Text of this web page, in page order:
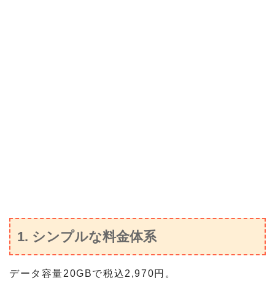
1. シンプルな料金体系
データ容量20GBで税込2,970円。